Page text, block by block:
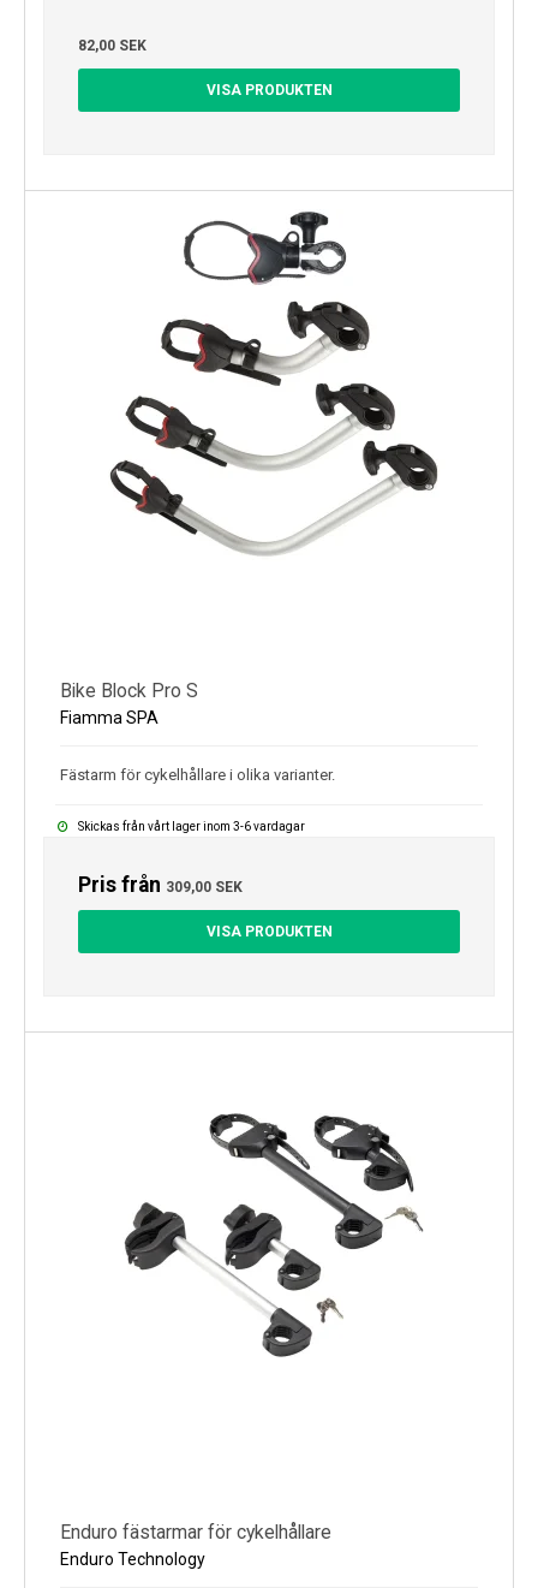
82,00 SEK
VISA PRODUKTEN
Bike Block Pro S
Fiamma SPA
Fästarm för cykelhållare i olika varianter.
Skickas från vårt lager inom 3-6 vardagar
Pris från 309,00 SEK
VISA PRODUKTEN
Enduro fästarmar för cykelhållare
Enduro Technology